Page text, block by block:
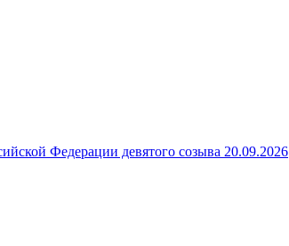
Федерации девятого созыва 20.09.2026